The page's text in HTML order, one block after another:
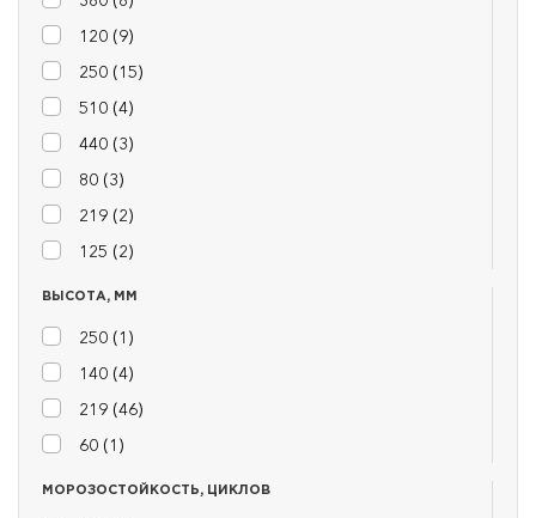
120 (9)
250 (15)
510 (4)
440 (3)
80 (3)
219 (2)
125 (2)
ВЫСОТА, ММ
250 (1 )
140 (4)
219 (46)
60 (1 )
МОРОЗОСТОЙКОСТЬ, ЦИКЛОВ